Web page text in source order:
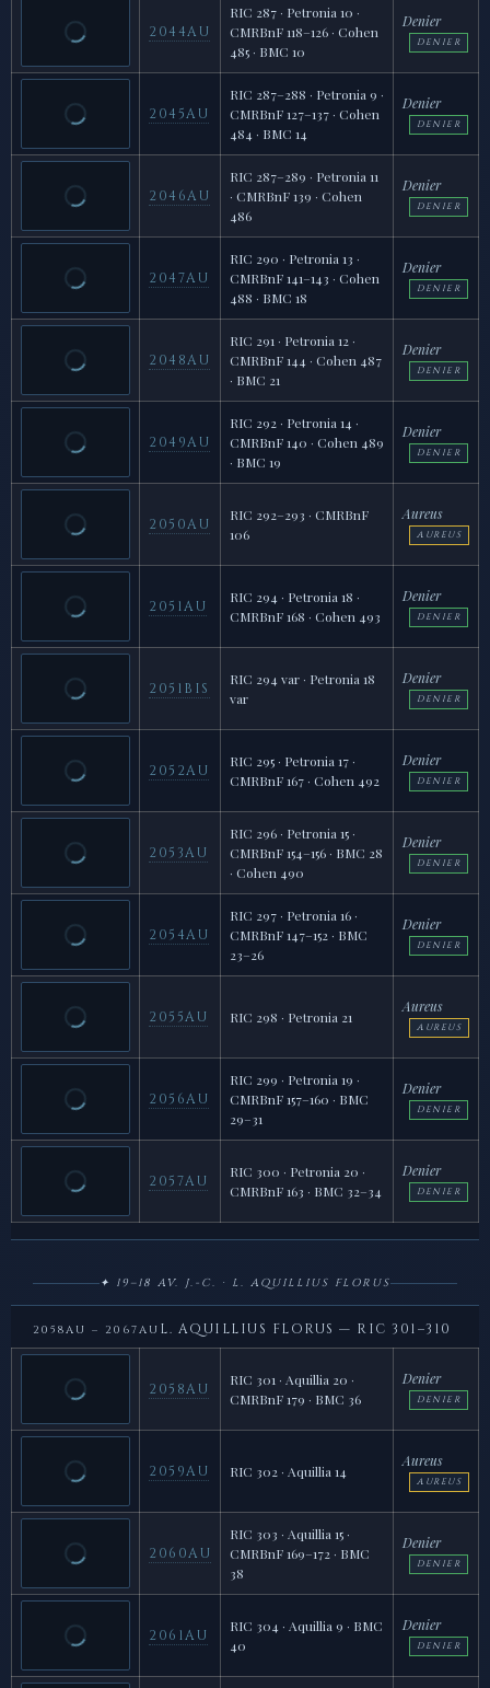
2044AU
RIC 287 · Petronia 10 ·
CMRBnF 118–126 · Cohen
485 · BMC 10
Denier
DENIER
2045AU
RIC 287–288 · Petronia 9 ·
CMRBnF 127–137 · Cohen
484 · BMC 14
Denier
DENIER
2046AU
RIC 287–289 · Petronia 11
· CMRBnF 139 · Cohen
486
Denier
DENIER
2047AU
RIC 290 · Petronia 13 ·
CMRBnF 141–143 · Cohen
488 · BMC 18
Denier
DENIER
2048AU
RIC 291 · Petronia 12 ·
CMRBnF 144 · Cohen 487
· BMC 21
Denier
DENIER
2049AU
RIC 292 · Petronia 14 ·
CMRBnF 140 · Cohen 489
· BMC 19
Denier
DENIER
2050AU
RIC 292–293 · CMRBnF
106
Aureus
AUREUS
2051AU
RIC 294 · Petronia 18 ·
CMRBnF 168 · Cohen 493
Denier
DENIER
2051BIS
RIC 294 var · Petronia 18
var
Denier
DENIER
2052AU
RIC 295 · Petronia 17 ·
CMRBnF 167 · Cohen 492
Denier
DENIER
2053AU
RIC 296 · Petronia 15 ·
CMRBnF 154–156 · BMC 28
· Cohen 490
Denier
DENIER
2054AU
RIC 297 · Petronia 16 ·
CMRBnF 147–152 · BMC
23–26
Denier
DENIER
2055AU RIC 298 · Petronia 21
Aureus
AUREUS
2056AU
RIC 299 · Petronia 19 ·
CMRBnF 157–160 · BMC
29–31
Denier
DENIER
2057AU
RIC 300 · Petronia 20 ·
CMRBnF 163 · BMC 32–34
Denier
DENIER
✦ 19–18 AV. J.-C. · L. AQUILLIUS FLORUS
2058AU – 2067AU L. AQUILLIUS FLORUS — RIC 301–310
2058AU
RIC 301 · Aquillia 20 ·
CMRBnF 179 · BMC 36
Denier
DENIER
2059AU RIC 302 · Aquillia 14
Aureus
AUREUS
2060AU
RIC 303 · Aquillia 15 ·
CMRBnF 169–172 · BMC
38
Denier
DENIER
2061AU
RIC 304 · Aquillia 9 · BMC
40
Denier
DENIER